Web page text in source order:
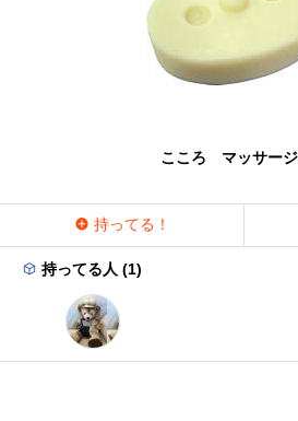
こころ マッサー
持ってる！
持ってる人 (1)